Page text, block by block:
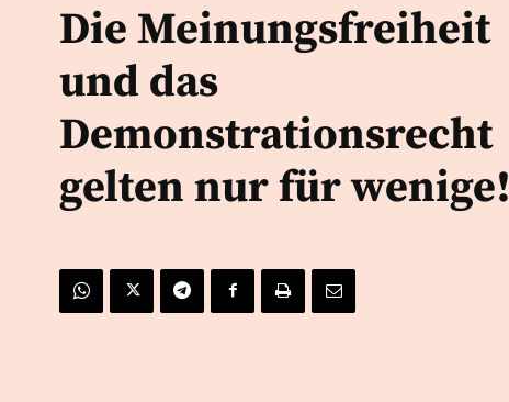
Die Meinungsfreiheit
und das
Demonstrationsrecht
gelten nur für wenige!